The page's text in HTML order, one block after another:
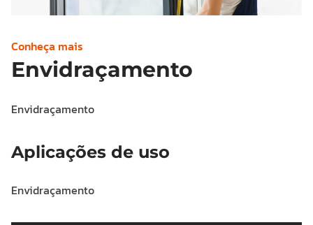
Conheça mais
Envidraçamento
Envidraçamento
Aplicações de uso
Envidraçamento